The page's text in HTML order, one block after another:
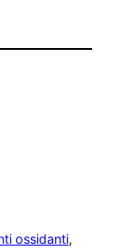
ossidanti